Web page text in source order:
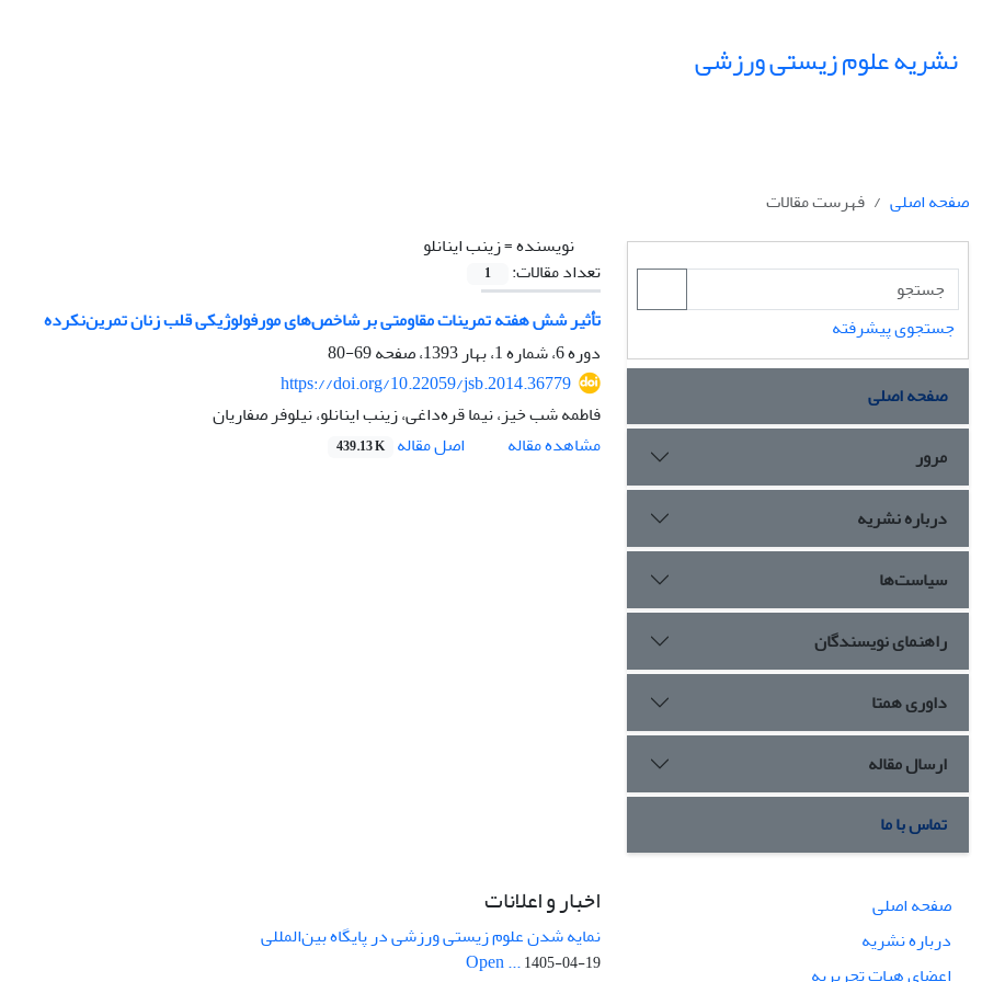
نشریه علوم زیستی ورزشی
صفحه اصلی
فهرست مقالات
نویسنده =زینب اینانلو
تعداد مقالات:
1
تأثیر شش هفته تمرینات مقاومتی بر شاخص‌های مورفولوژیکی قلب زنان تمرین‌نکرده
دوره 6، شماره 1، بهار 1393، صفحه
69-80
https://doi.org/10.22059/jsb.2014.36779
فاطمه شب خیز، نیما قره‌داغی، زینب اینانلو، نیلوفر صفاریان
مشاهده مقاله
اصل مقاله 439.13 K
جستجوی پیشرفته
صفحه اصلی
مرور
درباره نشریه
سیاست‌ها
راهنمای نویسندگان
داوری همتا
ارسال مقاله
تماس با ما
صفحه اصلی
درباره نشریه
اعضای هیات تحریریه
اخبار و اعلانات
نمایه شدن علوم زیستی ورزشی در پایگاه بین‌المللی
Open ...1405-04-19